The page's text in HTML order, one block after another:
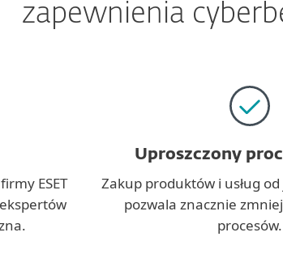
zapewnienia
ESET
Uproszczony
Zakup produktów i usług
pozwala znacznie
procesów.